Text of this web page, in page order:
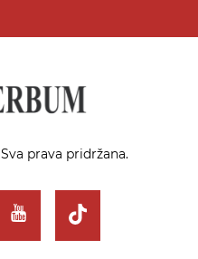
Sva prava pridržana.